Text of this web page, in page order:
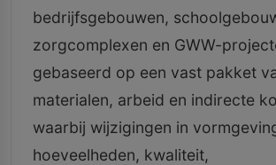
bedrijfsgebouwen,
zorgcomplexen en GWW-
gebaseerd op een vast pakket
materialen, arbeid en indirecte
waarbij wijzigingen in
hoeveelheden, kwaliteit,